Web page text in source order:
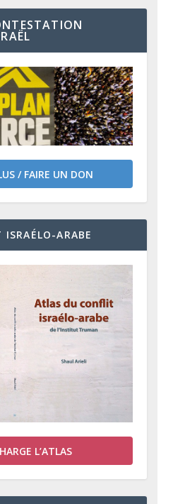
/ FAIRE UN DON
ARABE
L’ATLAS